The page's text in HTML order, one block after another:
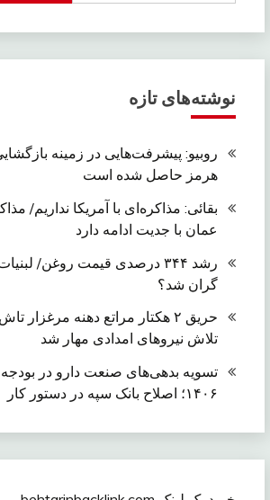
نوشته‌های تازه
روبیو: پیشرفت‌هایی در زمینه
هرمز حاصل شده است
بقائی: مذاکره‌ای با آمریکا نداریم/
عمان با جدیت ادامه دارد
رشد ۳۴۴ درصدی قیمت روغن/
گران شد؟
حریق ۲ هکتار مراتع دهنه مرغزار
تلاش نیروهای امدادی مهار شد
تسویه بدهی‌های صنعت دارو در بودجه
۱۴۰۶؛ اصلاح بانک سپه در دستور کار